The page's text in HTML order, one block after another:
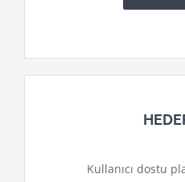
Kullanıcı dostu